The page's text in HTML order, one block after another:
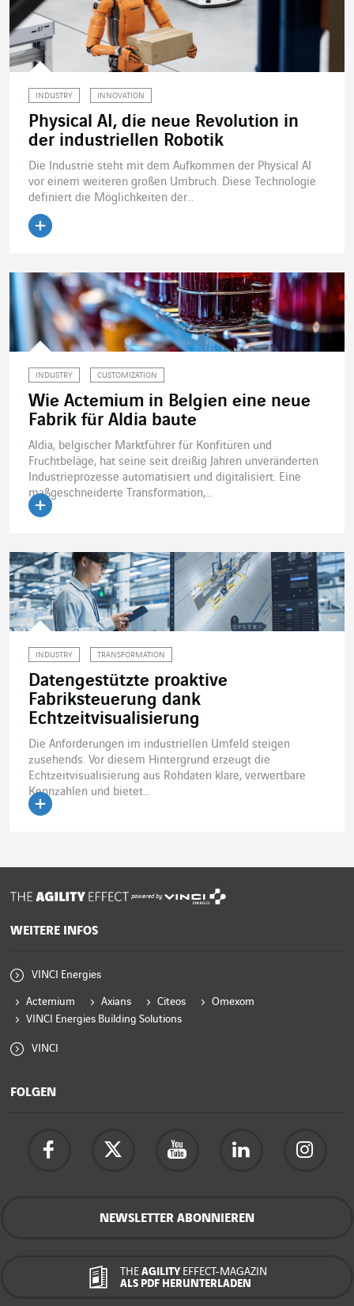
INDUSTRY INNOVATION
Physical AI, die neue Revolution in
der industriellen Robotik
Die Industrie steht mit dem Aufkommen der Physical AI
vor einem weiteren großen Umbruch. Diese Technologie
definiert die Möglichkeiten der...
INDUSTRY CUSTOMIZATION
Wie Actemium in Belgien eine neue
Fabrik für Aldia baute
Aldia, belgischer Marktführer für Konfitüren und
Fruchtbeläge, hat seine seit dreißig Jahren unveränderten
Industrieprozesse automatisiert und digitalisiert. Eine
maßgeschneiderte Transformation,...
INDUSTRY TRANSFORMATION
Datengestützte proaktive
Fabriksteuerung dank
Echtzeitvisualisierung
Die Anforderungen im industriellen Umfeld steigen
zusehends. Vor diesem Hintergrund erzeugt die
Echtzeitvisualisierung aus Rohdaten klare, verwertbare
Kennzahlen und bietet...
powered by
WEITERE INFOS
VINCI Energies
Actemium Axians Citeos
Omexom
VINCI Energies Building Solutions
VINCI
FOLGEN
NEWSLETTER ABONNIEREN
THE AGILITY EFFECT-MAGAZIN
ALS PDF HERUNTERLADEN